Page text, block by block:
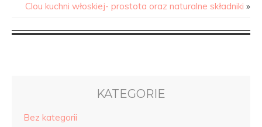
Clou kuchni włoskiej- prostota oraz naturalne składniki »
KATEGORIE
Bez kategorii